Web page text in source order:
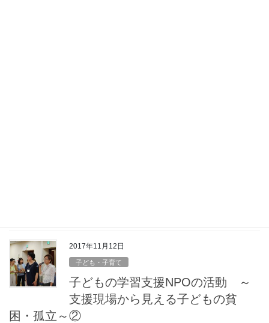
2017年11月12日
子ども・子育て
子どもの学習支援NPOの活動 ～
支援現場から見える子どもの貧
困・孤立～②